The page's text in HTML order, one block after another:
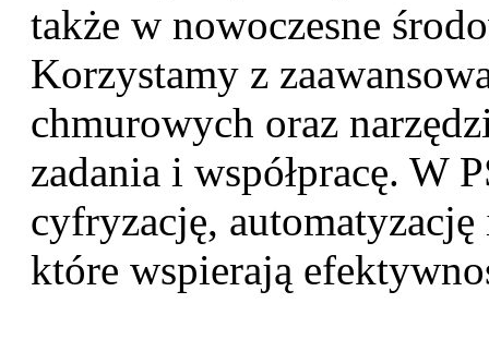
także w nowoczesne
Korzystamy z
chmurowych oraz
zadania i współpracę. W
cyfryzację,
które wspierają